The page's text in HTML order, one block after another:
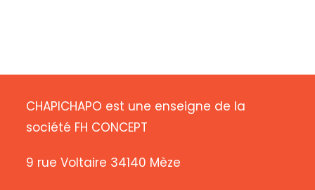
CHAPICHAPO est une enseigne de la
société FH CONCEPT
9 rue Voltaire 34140 Mèze